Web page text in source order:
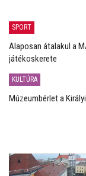
SPORT
Alaposan átalakul a
játékoskerete
KULTÚRA
Múzeumbérlet a